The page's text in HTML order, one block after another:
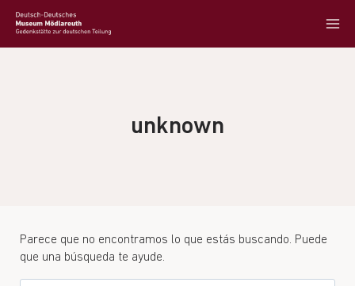
unknown
Parece que no encontramos lo que estás buscando. Puede
que una búsqueda te ayude.